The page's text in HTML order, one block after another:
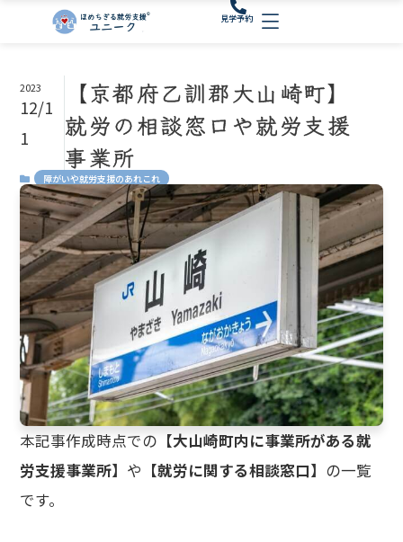
見学予約
2023
12/1
1
【京都府乙訓郡大山崎町】
就労の相談窓口や就労支援
事業所
障がいや就労支援のあれこれ
本記事作成時点での【大山崎町内に事業所がある就
労支援事業所】や【就労に関する相談窓口】の一覧
です。